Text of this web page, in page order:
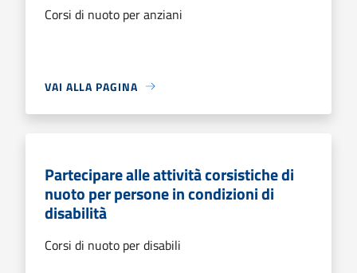
Corsi di nuoto per anziani
VAI ALLA PAGINA
Partecipare alle attività corsistiche di
nuoto per persone in condizioni di
disabilità
Corsi di nuoto per disabili